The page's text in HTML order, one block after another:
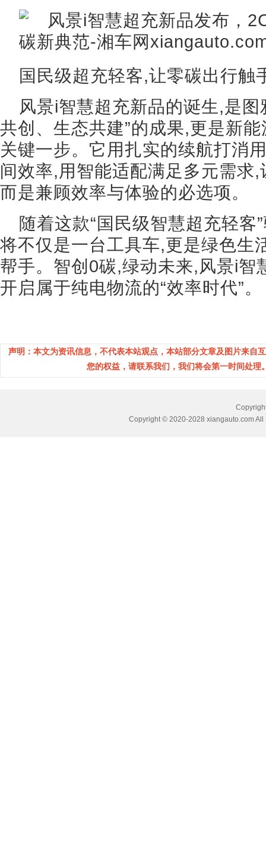
国民级超充轻客,让零碳出行触
风景i智慧超充新品的诞生,是
共创、生态共建”的成果,更是新能
关键一步。它用扎实的续航打消
间效率,用智能适配满足多元需求,
而是兼顾效率与体验的必选项。
随着这款“国民级智慧超充轻
将不仅是一台工具车,更是绿色生
帮手。智创0碳,绿动未来,风景i智
开启属于纯电物流的“效率时代”。
声明：本文为资讯信息，不代表本站观点，本站部分文章及图片来自
您的权益，请联系我们，我们将会第一时间处
Copyright © 2020-2028 xiangauto.com